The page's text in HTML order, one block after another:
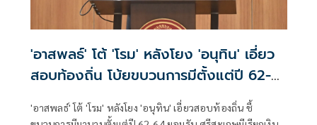
'อาสพลธ์' โต้ 'โรม' หลังโยง 'อนุทิน' เอี่ยว
สอบท้องถิ่น โบ้ยขบวนการมีตั้งแต่ปี 62-
'อาสพลธ์' โต้ 'โรม' หลังโยง 'อนุทิน' เอี่ยวสอบท้องถิ่น ชี้